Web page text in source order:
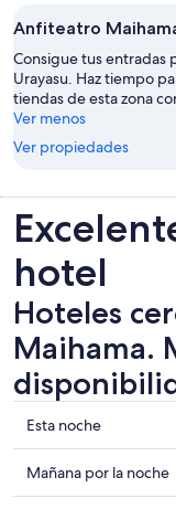
Anfiteatro
Consigue tus entradas
Urayasu. Haz tiempo
tiendas de esta zona
Ver menos
Ver propiedades
hotel
Hoteles
Maihama.
Ver
precios
de
propiedades
Esta noche
Ver
precios
Mañana por la noche